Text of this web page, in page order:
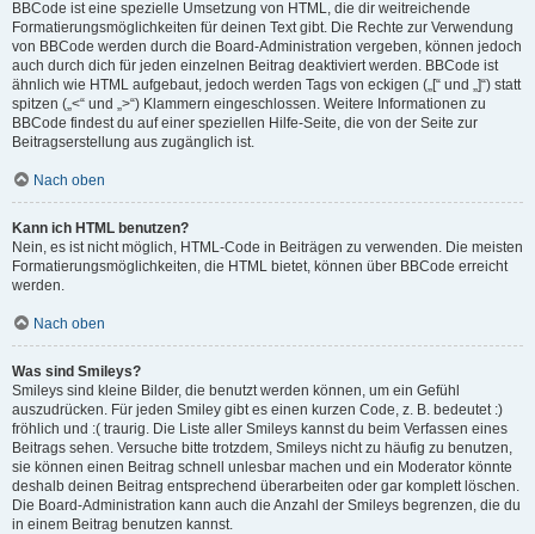
BBCode ist eine spezielle Umsetzung von HTML, die dir weitreichende
Formatierungsmöglichkeiten für deinen Text gibt. Die Rechte zur Verwendung
von BBCode werden durch die Board-Administration vergeben, können jedoch
auch durch dich für jeden einzelnen Beitrag deaktiviert werden. BBCode ist
ähnlich wie HTML aufgebaut, jedoch werden Tags von eckigen („[“ und „]“) statt
spitzen („<“ und „>“) Klammern eingeschlossen. Weitere Informationen zu
BBCode findest du auf einer speziellen Hilfe-Seite, die von der Seite zur
Beitragserstellung aus zugänglich ist.
Nach oben
Kann ich HTML benutzen?
Nein, es ist nicht möglich, HTML-Code in Beiträgen zu verwenden. Die meisten
Formatierungsmöglichkeiten, die HTML bietet, können über BBCode erreicht
werden.
Nach oben
Was sind Smileys?
Smileys sind kleine Bilder, die benutzt werden können, um ein Gefühl
auszudrücken. Für jeden Smiley gibt es einen kurzen Code, z. B. bedeutet :)
fröhlich und :( traurig. Die Liste aller Smileys kannst du beim Verfassen eines
Beitrags sehen. Versuche bitte trotzdem, Smileys nicht zu häufig zu benutzen,
sie können einen Beitrag schnell unlesbar machen und ein Moderator könnte
deshalb deinen Beitrag entsprechend überarbeiten oder gar komplett löschen.
Die Board-Administration kann auch die Anzahl der Smileys begrenzen, die du
in einem Beitrag benutzen kannst.